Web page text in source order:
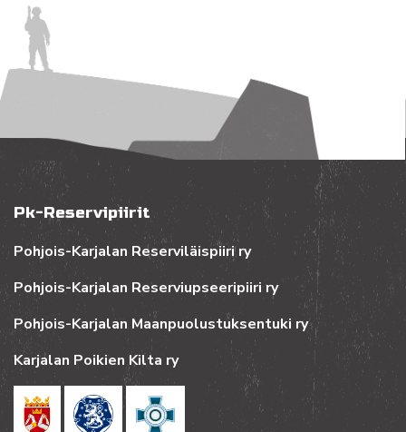
Pk-Reservipiirit
Pohjois-Karjalan Reserviläispiiri ry
Pohjois-Karjalan Reserviupseeripiiri ry
Pohjois-Karjalan Maanpuolustuksentuki ry
Karjalan Poikien Kilta ry